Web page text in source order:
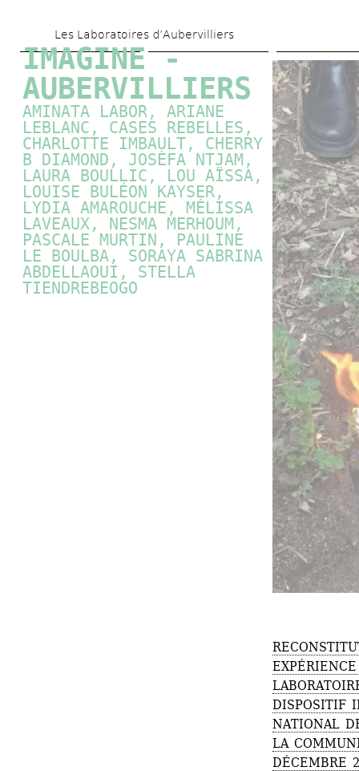
to
main
content
Les Laboratoires d’Aubervilliers
IMAGINE -
AUBERVILLIERS
AMINATA LABOR, ARIANE
LEBLANC, CASES REBELLES,
CHARLOTTE IMBAULT, CHERRY
B DIAMOND, JOSÈFA NTJAM,
LAURA BOULLIC, LOU AÏSSA,
LOUISE BULÉON KAYSER,
LYDIA AMAROUCHE, MÉLISSA
LAVEAUX, NESMA MERHOUM,
PASCALE MURTIN , PAULINE
LE BOULBA, SORAYA SABRINA
ABDELLAOUI, STELLA
TIENDREBEOGO
DISPOSITIF
NATIONAL
LA
DÉCEMBRE